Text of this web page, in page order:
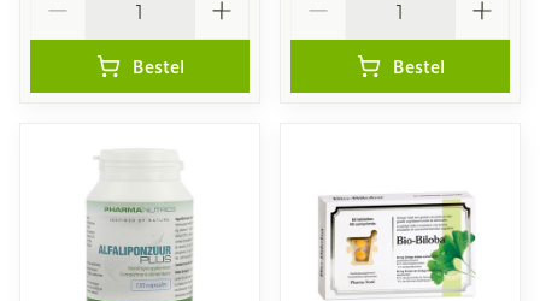
Bestel Bestel